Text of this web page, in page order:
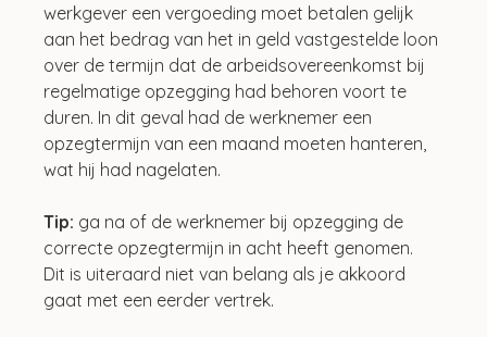
werkgever een vergoeding moet betalen gelijk
aan het bedrag van het in geld vastgestelde loon
over de termijn dat de arbeidsovereenkomst bij
regelmatige opzegging had behoren voort te
duren. In dit geval had de werknemer een
opzegtermijn van een maand moeten hanteren,
wat hij had nagelaten.
Tip: ga na of de werknemer bij opzegging de
correcte opzegtermijn in acht heeft genomen.
Dit is uiteraard niet van belang als je akkoord
gaat met een eerder vertrek.